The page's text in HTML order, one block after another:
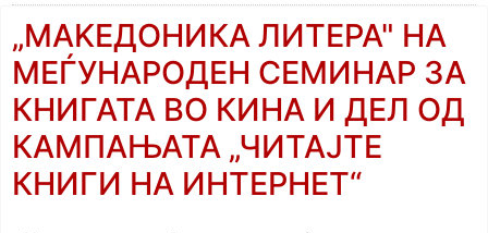
„MAKЕДОНИКА ЛИТЕРА" НА
МЕЃУНАРОДЕН СЕМИНАР ЗА
КНИГАТА ВО КИНА И ДЕЛ ОД
КАМПАЊАТА „ЧИТАЈТЕ
КНИГИ НА ИНТЕРНЕТ“